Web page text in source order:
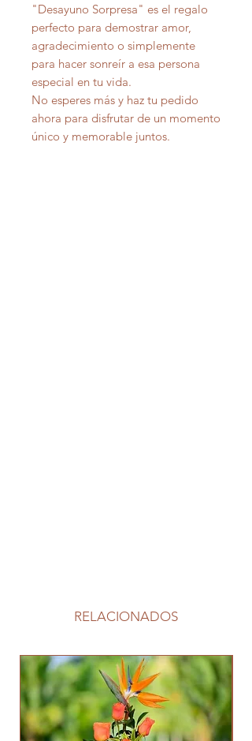
"Desayuno Sorpresa" es el regalo
perfecto para demostrar amor,
agradecimiento o simplemente
para hacer sonreír a esa persona
especial en tu vida.
No esperes más y haz tu pedido
ahora para disfrutar de un momento
único y memorable juntos.
RELACIONADOS